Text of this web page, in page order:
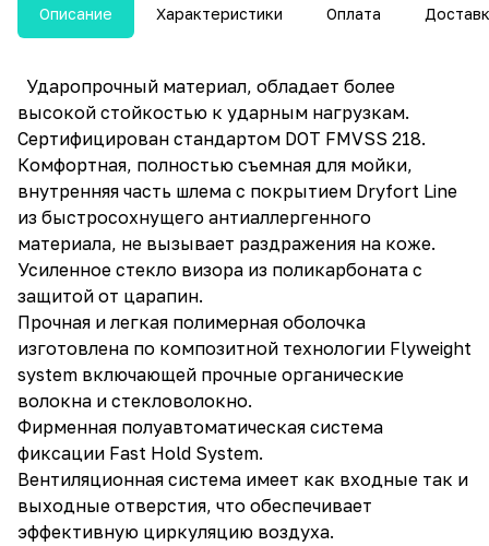
Описание Характеристики Оплата
Ударопрочный материал, обладает более
высокой стойкостью к ударным нагрузкам.
Сертифицирован стандартом DOT FMVSS 218.
Комфортная, полностью съемная для мойки,
внутренняя часть шлема с покрытием Dryfort Line
из быстросохнущего антиаллергенного
материала, не вызывает раздражения на коже.
Усиленное стекло визора из поликарбоната с
защитой от царапин.
Прочная и легкая полимерная оболочка
изготовлена по композитной технологии Flyweight
system включающей прочные органические
волокна и стекловолокно.
Фирменная полуавтоматическая система
фиксации Fast Hold System.
Вентиляционная система имеет как входные так и
выходные отверстия, что обеспечивает
эффективную циркуляцию воздуха.